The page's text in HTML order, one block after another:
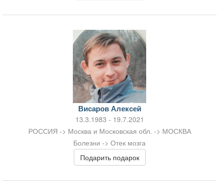
Висаров Алексей
13.3.1983 - 19.7.2021
РОССИЯ -> Москва и Московская обл. -> МОСКВА
Болезни -> Отек мозга
Подарить подарок